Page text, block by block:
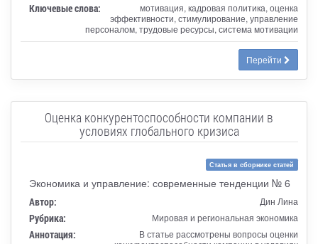
Ключевые слова:
мотивация, кадровая политика, оценка
эффективности, стимулирование, управление
персоналом, трудовые ресурсы, система мотивации
Перейти
Оценка конкурентоспособности компании в
условиях глобального кризиса
Статья в сборнике статей
Экономика и управление: современные тенденции № 6
Автор: Дин Лина
Рубрика: Мировая и региональная экономика
Аннотация:
В статье рассмотрены вопросы оценки